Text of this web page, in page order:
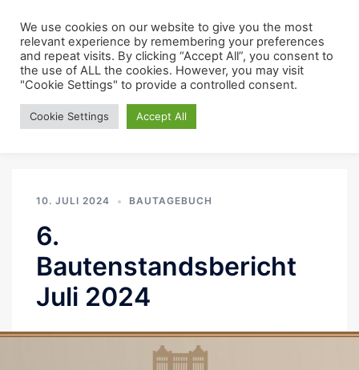
Backwarenfabrik
Monat:Juli 2024
10. JULI 2024 BAUTAGEBUCH
6.
Bautenstandsbericht
Juli 2024
We use cookies on our website to give you the most
relevant experience by remembering your preferences
and repeat visits. By clicking “Accept All”, you consent to
the use of ALL the cookies. However, you may visit
"Cookie Settings" to provide a controlled consent.
Cookie Settings Accept All